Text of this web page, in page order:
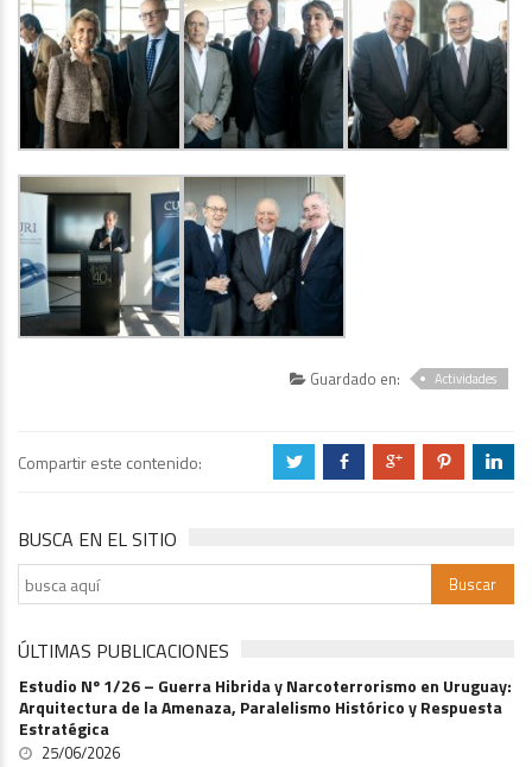
Guardado en: Actividades
Compartir este contenido: a b c d j
BUSCA EN EL SITIO
ÚLTIMAS PUBLICACIONES
Estudio Nº 1/26 – Guerra Hibrida y Narcoterrorismo en Uruguay:
Arquitectura de la Amenaza, Paralelismo Histórico y Respuesta
Estratégica
25/06/2026